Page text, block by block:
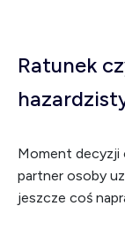
Ratunek
Moment decyzji
partner osoby
jeszcze coś